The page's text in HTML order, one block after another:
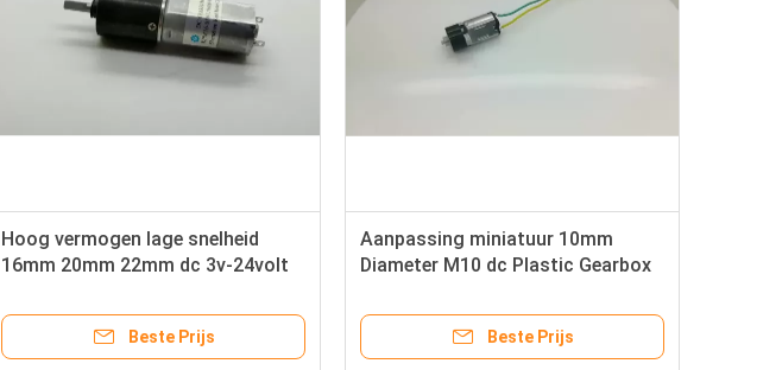
Hoog vermogen lage snelheid
16mm 20mm 22mm dc 3v-24volt
versnellingsmotor
Beste Prijs
Aanpassing miniatuur 10mm
Diameter M10 dc Plastic Gearbox
elektrische wenkbrauwen trimmer
Beste Prijs